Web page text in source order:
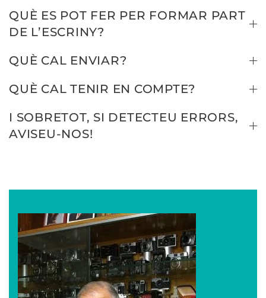
QUÈ ES POT FER PER FORMAR PART
DE L’ESCRINY?
QUÈ CAL ENVIAR?
QUÈ CAL TENIR EN COMPTE?
I SOBRETOT, SI DETECTEU ERRORS,
AVISEU-NOS!